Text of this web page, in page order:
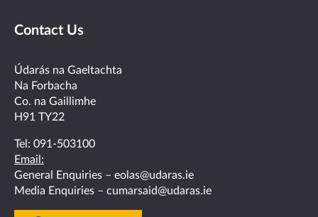
on
facebook
on
twitterlinkedin
Contact Us
Údarás na Gaeltachta
Na Forbacha
Co. na Gaillimhe
H91 TY22
Tel: 091-503100
Email:
General Enquiries – eolas@udaras.ie
Media Enquiries – cumarsaid@udaras.ie